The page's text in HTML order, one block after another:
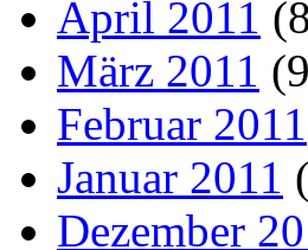
April 2011
März 2011
Februar 2011
Januar 2011
Dezember